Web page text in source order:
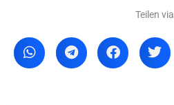
Teilen via